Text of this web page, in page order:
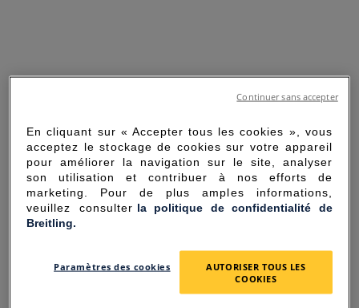
SORRY FOR THE
INCONVENIENCE
UNEXPECTED ERROR OCCURRED.
En cliquant sur « Accepter tous les cookies », vous
acceptez le stockage de cookies sur votre appareil
pour améliorer la navigation sur le site, analyser
son utilisation et contribuer à nos efforts de
marketing. Pour de plus amples informations,
veuillez consulter la politique de confidentialité de
Breitling.
Paramètres des cookies
AUTORISER TOUS LES
COOKIES
Continuer sans accepter